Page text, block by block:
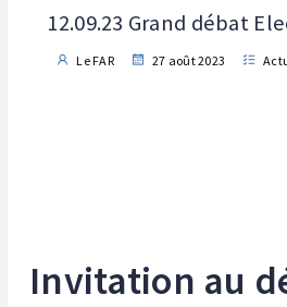
12.09.23 Grand débat
Le FAR 27 août 2023
Invitation au